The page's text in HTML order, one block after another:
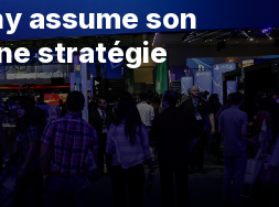
assume son
stratégie